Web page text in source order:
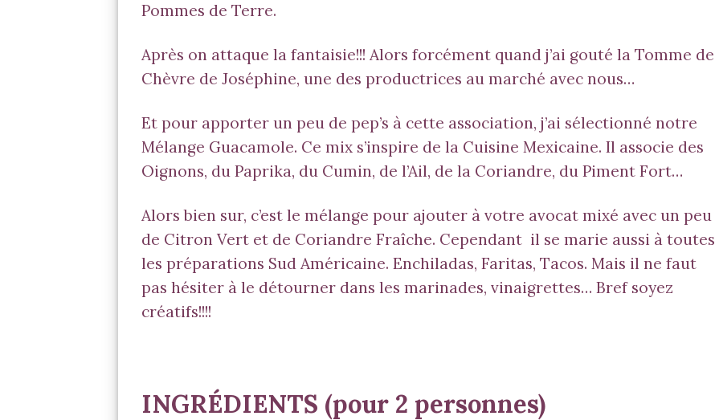
Pommes de Terre.
Après on attaque la fantaisie!!! Alors forcément quand j’ai gouté la Tomme de
Chèvre de Joséphine, une des productrices au marché avec nous…
Et pour apporter un peu de pep’s à cette association, j’ai sélectionné notre
Mélange Guacamole. Ce mix s’inspire de la Cuisine Mexicaine. Il associe des
Oignons, du Paprika, du Cumin, de l’Ail, de la Coriandre, du Piment Fort…
Alors bien sur, c’est le mélange pour ajouter à votre avocat mixé avec un peu
de Citron Vert et de Coriandre Fraîche. Cependant il se marie aussi à toutes
les préparations Sud Américaine. Enchiladas, Faritas, Tacos. Mais il ne faut
pas hésiter à le détourner dans les marinades, vinaigrettes… Bref soyez
créatifs!!!!
INGRÉDIENTS (pour 2 personnes)